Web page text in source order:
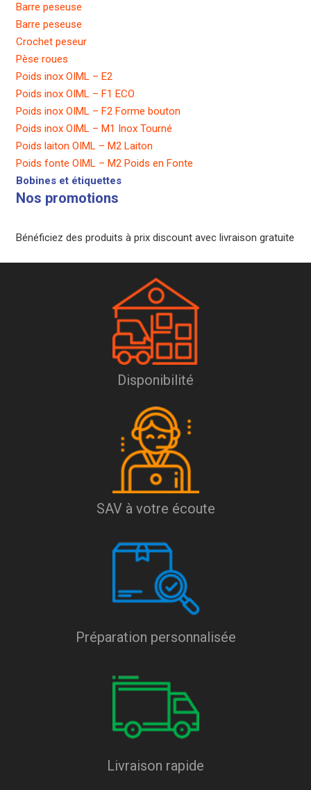
Barre peseuse
Barre peseuse
Crochet peseur
Pèse roues
Poids inox OIML – E2
Poids inox OIML – F1 ECO
Poids inox OIML – F2 Forme bouton
Poids inox OIML – M1 Inox Tourné
Poids laiton OIML – M2 Laiton
Poids fonte OIML – M2 Poids en Fonte
Bobines et étiquettes
Nos promotions
Bénéficiez des produits à prix discount avec livraison gratuite
Disponibilité
SAV à votre écoute
Préparation personnalisée
Livraison rapide